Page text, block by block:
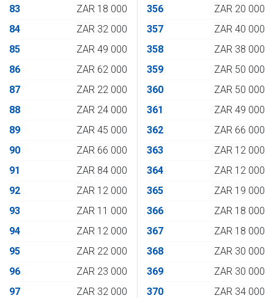
83
ZAR 18 000
84
ZAR 32 000
85
ZAR 49 000
86
ZAR 62 000
87
ZAR 22 000
88
ZAR 24 000
89
ZAR 45 000
90
ZAR 66 000
91
ZAR 84 000
92
ZAR 12 000
93
ZAR 11 000
94
ZAR 12 000
95
ZAR 22 000
96
ZAR 23 000
97
ZAR 32 000
356
ZAR 20 000
357
ZAR 40 000
358
ZAR 38 000
359
ZAR 50 000
360
ZAR 50 000
361
ZAR 49 000
362
ZAR 66 000
363
ZAR 12 000
364
ZAR 12 000
365
ZAR 19 000
366
ZAR 18 000
367
ZAR 18 000
368
ZAR 30 000
369
ZAR 30 000
370
ZAR 34 000